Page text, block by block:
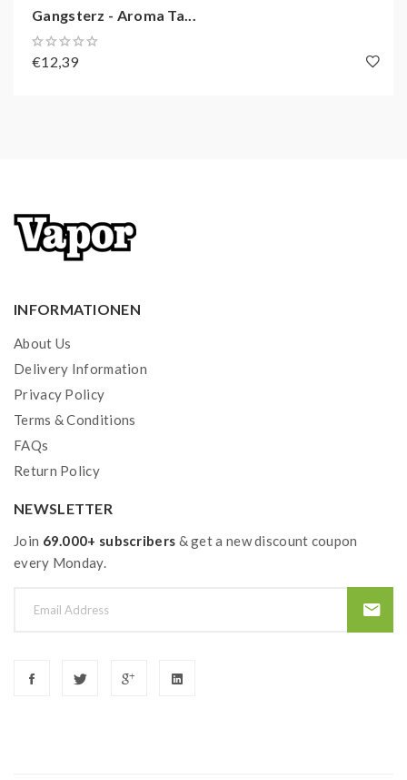
Gangsterz - Aroma Ta...
€12,39
INFORMATIONEN
About Us
Delivery Information
Privacy Policy
Terms & Conditions
FAQs
Return Policy
NEWSLETTER
Join 69.000+ subscribers & get a new discount coupon
every Monday.